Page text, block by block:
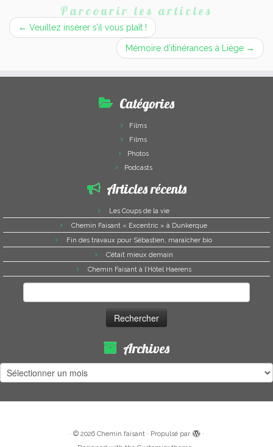
Parcourir les articles
← Veuillez insérer s’il vous plaît !
Mémoire d’itinérances à Liège →
Catégories
Films
Films
Photos
Podcasts
Articles récents
Les Coups de la vie
Chemin Faisant « Excentric » à Dunkerque
Fin des travaux pour Sébastien, maraîcher bio
C’était mieux demain
Chemin Faisant à l’Hôtel Haerens
Archives
Archives
· © 2026 Chemin faisant· Propulsé par
·